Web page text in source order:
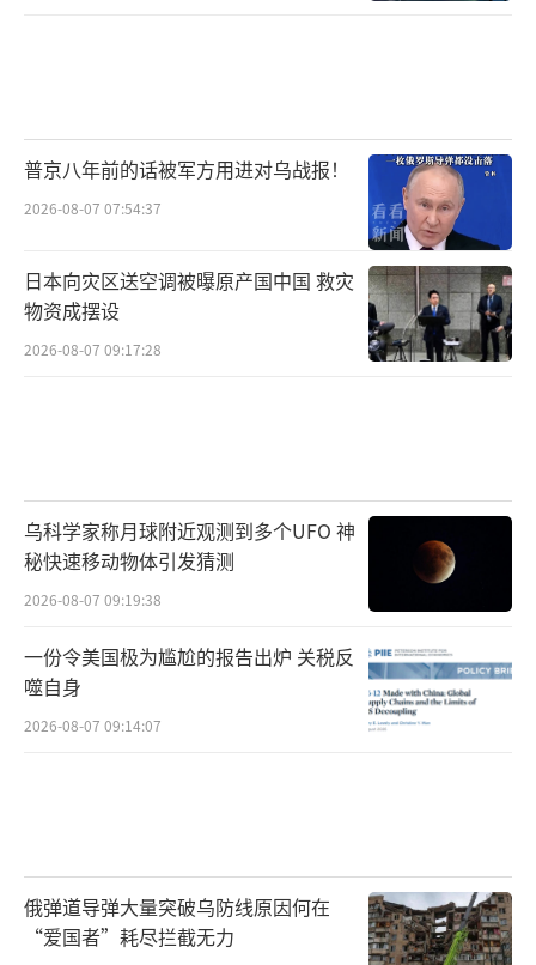
普京八年前的话被军方用进对乌战报！
2026-08-07 07:54:37
日本向灾区送空调被曝原产国中国 救灾
物资成摆设
2026-08-07 09:17:28
乌科学家称月球附近观测到多个UFO 神
秘快速移动物体引发猜测
2026-08-07 09:19:38
一份令美国极为尴尬的报告出炉 关税反
噬自身
2026-08-07 09:14:07
俄弹道导弹大量突破乌防线原因何在
“爱国者”耗尽拦截无力